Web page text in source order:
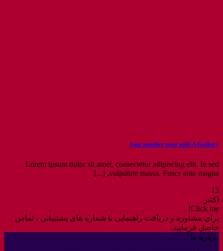
Just another post with A Gallery
Lorem ipsum dolor sit amet, consectetur adipiscing elit. In sed
vulputate massa. Fusce ante magna, [...]
13
اکتبر
Click me!
برای مشاوره و دریافت راهنمایی با شماره های پشتیبانی ، تماس
حاصل فرمایید.
درباره ما